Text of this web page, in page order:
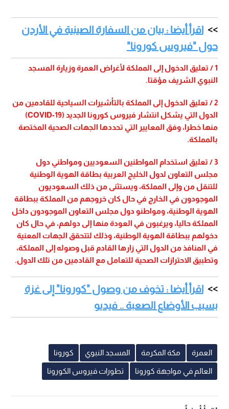
اقرأ أيضا : بيان من السفارة الصينية في الأردن
حول "فيروس كورونا"
1 / تعليق الدخول إلى المملكة لأغراض العمرة وزيارة المسجد
النبوي الشريف مؤقتا.
2 / تعليق الدخول إلى المملكة بالتأشيرات السياحية للقادمين من
الدول التي يشكل انتشار فيروس كورونا الجديد (19-COVID)
منها خطرا، وفق المعايير التي تحددها الجهات الصحية المختصة
بالمملكة.
3 / تعليق استخدام المواطنين السعوديين ومواطني دول
مجلس التعاون لدول الخليج العربية بطاقة الهوية الوطنية
للتنقل من وإلى المملكة، ويستثنى من ذلك السعوديون
الموجودون في الخارج في حال كان خروجهم من المملكة ببطاقة
الهوية الوطنية، ومواطنو دول مجلس التعاون الموجودون داخل
المملكة حاليا، ويرغبون في العودة منها إلى دولهم، في حال كان
دخولهم ببطاقة الهوية الوطنية، وذلك لتتحقق الجهات المعنية
في المنافذ من الدول التي زارها القادم قبل وصوله إلى المملكة،
وتطبيق الاحترازات الصحية للتعامل مع القادمين من تلك الدول.
اقرأ أيضا : تخوف من وصول "كورونا" إلى غزة
بسبب الأوضاع الصعبة .. فيديو
العمرة مكة المكرمة المسجد النبوي كورونا
العالم في مواجهة كورونا تطورات فيروس الكورونا